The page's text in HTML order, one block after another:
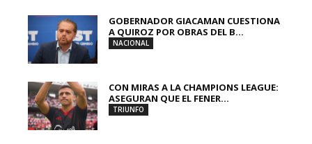
GOBERNADOR GIACAMAN CUESTIONA
A QUIROZ POR OBRAS DEL B...
NACIONAL
CON MIRAS A LA CHAMPIONS LEAGUE:
ASEGURAN QUE EL FENER...
TRIUNFO